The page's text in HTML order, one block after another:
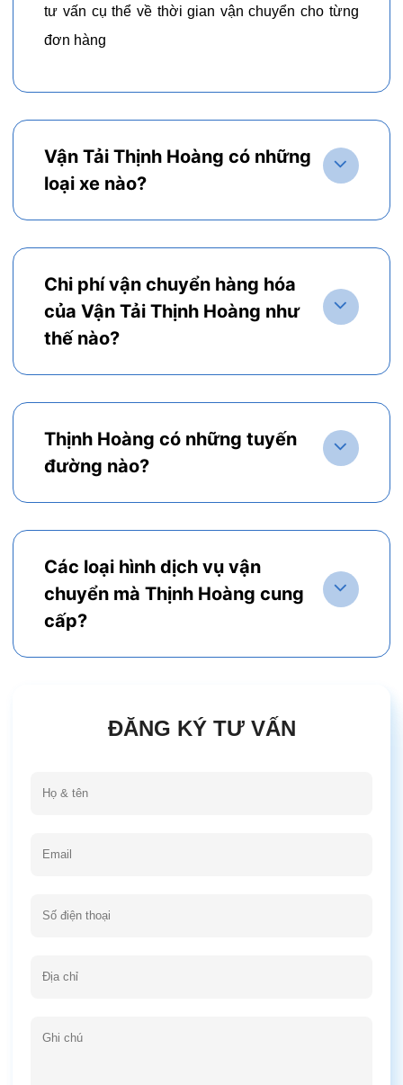
tư vấn cụ thể về thời gian vận chuyển cho từng
đơn hàng
Vận Tải Thịnh Hoàng có những
loại xe nào?
Chi phí vận chuyển hàng hóa
của Vận Tải Thịnh Hoàng như
thế nào?
Thịnh Hoàng có những tuyến
đường nào?
Các loại hình dịch vụ vận
chuyển mà Thịnh Hoàng cung
cấp?
ĐĂNG KÝ TƯ VẤN